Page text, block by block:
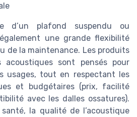
d’un plafond suspendu ou
une grande flexibilité
de la maintenance. Les produits
acoustiques sont pensés pour
usages, tout en respectant les
et budgétaires (prix, facilité
avec les dalles ossatures).
la qualité de l’acoustique